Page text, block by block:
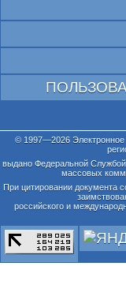
© 1997—2026 Электронное
выдано Федеральной
массовых
При цитировании документа
российского и